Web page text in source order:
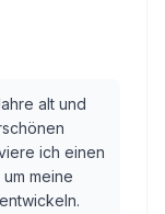
alt und
ich einen
meine